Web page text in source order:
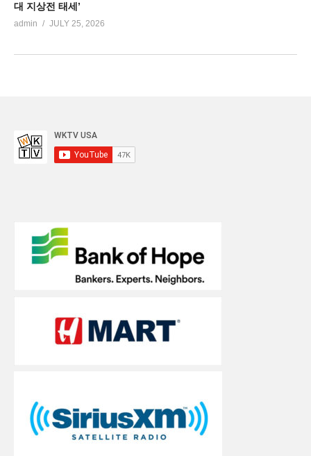
대 지상전 태세’
admin JULY 25, 2026